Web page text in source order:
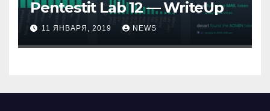
Pentestit Lab 12 — WriteUp
11 ЯНВАРЯ, 2019 NEWS